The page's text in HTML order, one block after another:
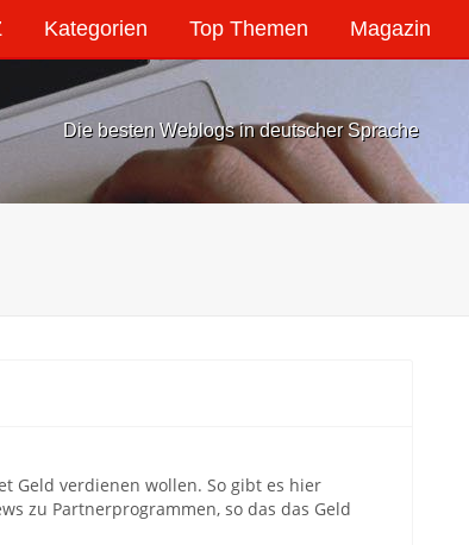
Kategorien Top Themen Magazin
Die besten Weblogs in deutscher Sprache
Geld verdienen wollen. So gibt es hier
zu Partnerprogrammen, so das das Geld